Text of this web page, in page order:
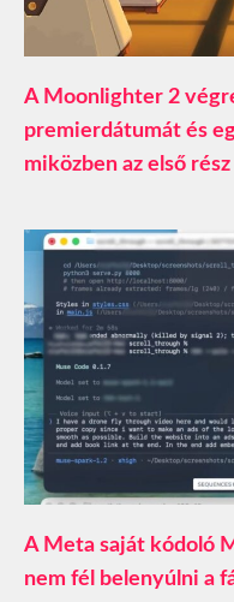
A Moonlighter 2
premierdátumát és
miközben az első
A Meta saját kódoló
nem fél belenyúlni a